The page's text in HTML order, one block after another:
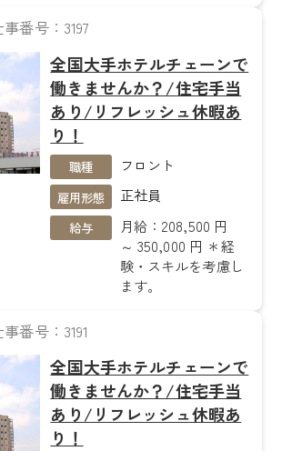
番号：3197
全国大手ホテルチェーンで
働きませんか？/住宅手当
あり/リフレッシュ休暇あ
り！
職種 フロント
雇用形態 正社員
給与
月給：208,500 円
～ 350,000 円 ＊経
験・スキルを考慮し
ます。
番号：3191
全国大手ホテルチェーンで
働きませんか？/住宅手当
あり/リフレッシュ休暇あ
り！